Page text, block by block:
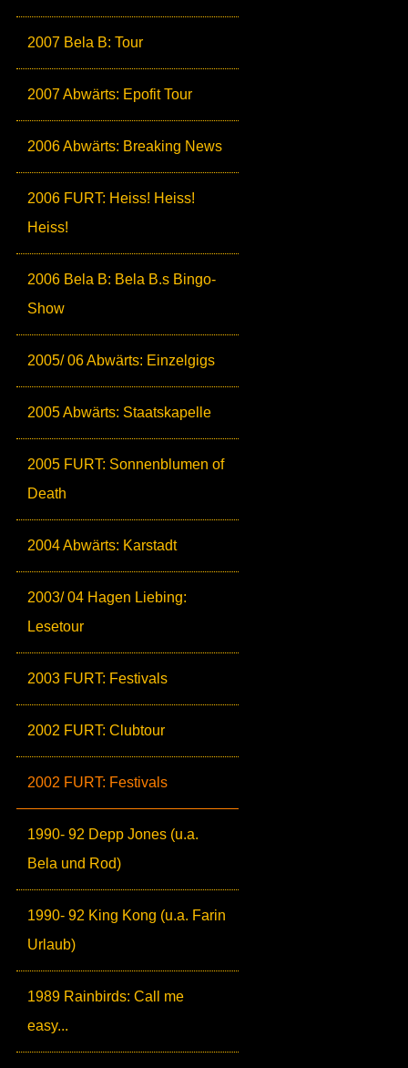
2007 Bela B: Tour
2007 Abwärts: Epofit Tour
2006 Abwärts: Breaking News
2006 FURT: Heiss! Heiss!
Heiss!
2006 Bela B: Bela B.s Bingo-
Show
2005/ 06 Abwärts: Einzelgigs
2005 Abwärts: Staatskapelle
2005 FURT: Sonnenblumen of
Death
2004 Abwärts: Karstadt
2003/ 04 Hagen Liebing:
Lesetour
2003 FURT: Festivals
2002 FURT: Clubtour
2002 FURT: Festivals
1990- 92 Depp Jones (u.a.
Bela und Rod)
1990- 92 King Kong (u.a. Farin
Urlaub)
1989 Rainbirds: Call me
easy...